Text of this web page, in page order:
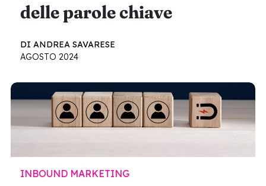
delle parole chiave
DI ANDREA SAVARESE
AGOSTO 2024
INBOUND MARKETING